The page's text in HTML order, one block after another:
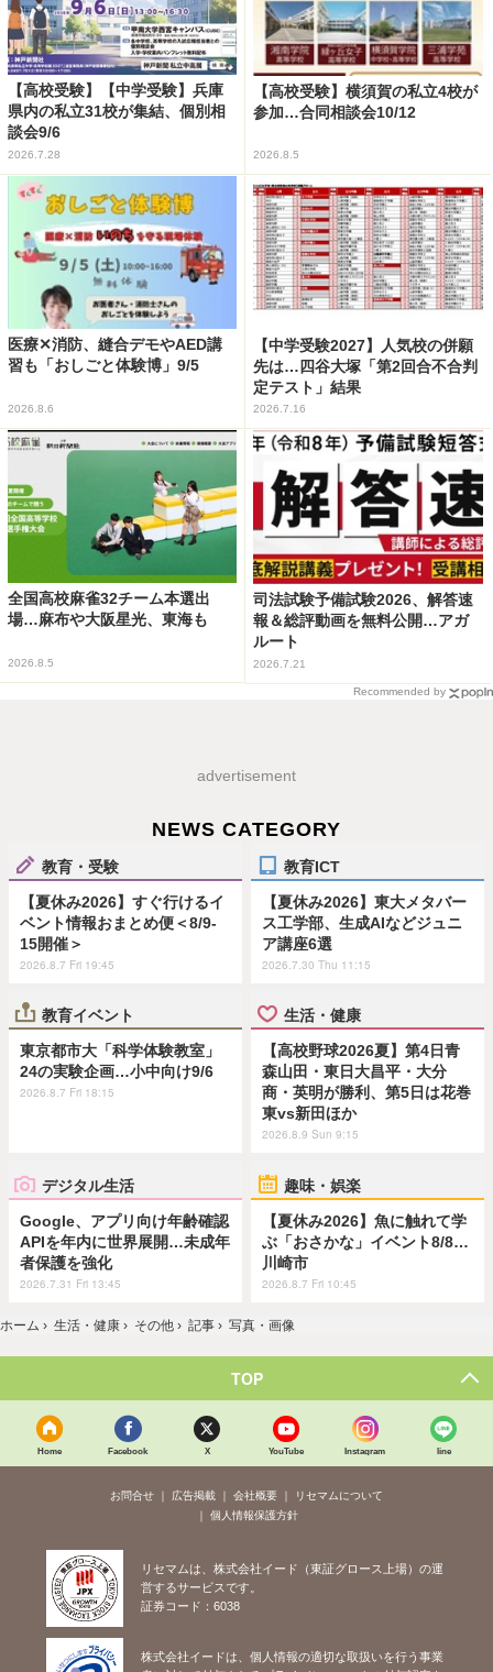
【高校受験】【中学受験】兵庫
県内の私立31校が集結、個別相
談会9/6
2026.7.28
【高校受験】横須賀の私立4校が
参加…合同相談会10/12
2026.8.5
医療✕消防、縫合デモやAED講
習も「おしごと体験博」9/5
2026.8.6
【中学受験2027】人気校の併願
先は…四谷大塚「第2回合不合判
定テスト」結果
2026.7.16
全国高校麻雀32チーム本選出
場…麻布や大阪星光、東海も
2026.8.5
司法試験予備試験2026、解答速
報＆総評動画を無料公開…アガ
ルート
2026.7.21
Recommended by
advertisement
NEWS CATEGORY
教育・受験
【夏休み2026】すぐ行けるイ
ベント情報おまとめ便＜8/9-
15開催＞
2026.8.7 Fri 19:45
教育ICT
【夏休み2026】東大メタバー
ス工学部、生成AIなどジュニ
ア講座6選
2026.7.30 Thu 11:15
教育イベント
東京都市大「科学体験教室」
24の実験企画…小中向け9/6
2026.8.7 Fri 18:15
生活・健康
【高校野球2026夏】第4日青
森山田・東日大昌平・大分
商・英明が勝利、第5日は花巻
東vs新田ほか
2026.8.9 Sun 9:15
デジタル生活
Google、アプリ向け年齢確認
APIを年内に世界展開…未成年
者保護を強化
2026.7.31 Fri 13:45
趣味・娯楽
【夏休み2026】魚に触れて学
ぶ「おさかな」イベント8/8…
川崎市
2026.8.7 Fri 10:45
ホーム › 生活・健康 › その他 › 記事 › 写真・画像
TOP
Home Facebook X YouTube Instagram line
お問合せ 広告掲載 会社概要
リセマムについて
個人情報保護方針
リセマムは、株式会社イード（東証グロース上場）の運
営するサービスです。
証券コード：6038
株式会社イードは、個人情報の適切な取扱いを行う事業